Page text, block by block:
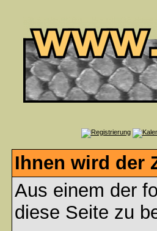
Ihnen wird der
Aus einem der
diese Seite zu